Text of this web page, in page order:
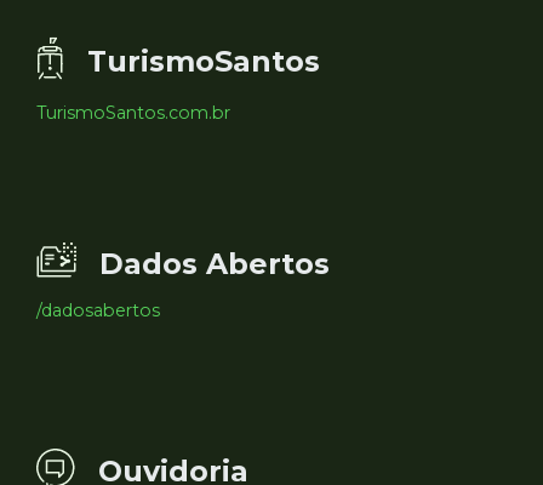
TurismoSantos
TurismoSantos.com.br
Dados Abertos
/dadosabertos
Ouvidoria